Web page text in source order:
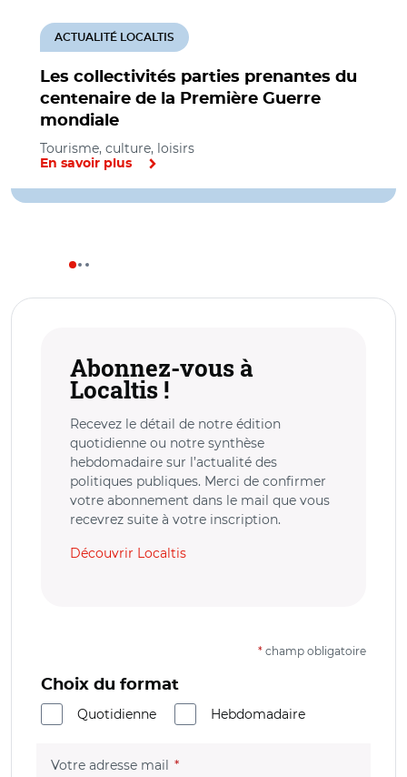
Les collectivités parties prenantes du
centenaire de la Première Guerre
mondiale
ACTUALITÉ LOCALTIS
Tourisme, culture, loisirs
En savoir plus
Abonnez-vous à
Localtis !
Recevez le détail de notre édition
quotidienne ou notre synthèse
hebdomadaire sur l’actualité des
politiques publiques. Merci de confirmer
votre abonnement dans le mail que vous
recevrez suite à votre inscription.
Découvrir Localtis
* champ obligatoire
Choix du format
Quotidienne
Hebdomadaire
Votre adresse mail (champ obligatoire)